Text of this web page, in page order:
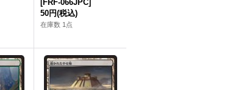
[FRF-066JPC]
50円(税込)
在庫数 1点